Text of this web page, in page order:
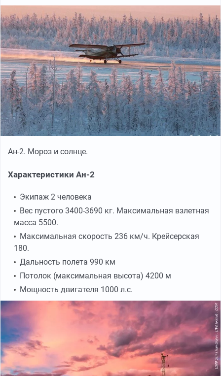
Ан-2. Мороз и солнце.
Характеристики Ан-2
Экипаж 2 человека
Вес пустого 3400-3690 кг. Максимальная взлетная
масса 5500.
Максимальная скорость 236 км/ч. Крейсерская
180.
Дальность полета 990 км
Потолок (максимальная высота) 4200 м
Мощность двигателя 1000 л.с.